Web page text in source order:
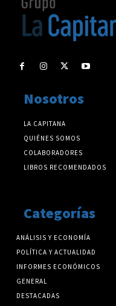
Nosotros
LA CAPITANA
QUIÉNES SOMOS
COLABORADORES
LIBROS RECOMENDADOS
Categorías
ANÁLISIS Y ECONOMÍA
POLÍTICA Y ACTUALIDAD
INFORMES ECONÓMICOS
GENERAL
DESTACADAS